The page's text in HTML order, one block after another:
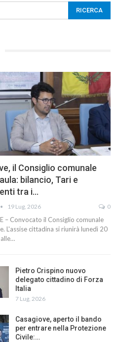
il Consiglio comunale
bilancio, Tari e
tra i…
19 Lug, 2026 0
– Convocato il Consiglio comunale
L'assise cittadina si riunirà lunedì 20
Pietro Crispino nuovo
delegato cittadino di Forza
Italia
7 Lug, 2026
Casagiove, aperto il bando
per entrare nella Protezione
Civile:…